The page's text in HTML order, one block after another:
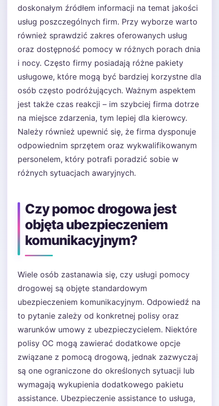
doskonałym źródłem informacji na temat jakości
usług poszczególnych firm. Przy wyborze warto
również sprawdzić zakres oferowanych usług
oraz dostępność pomocy w różnych porach dnia
i nocy. Często firmy posiadają różne pakiety
usługowe, które mogą być bardziej korzystne dla
osób często podróżujących. Ważnym aspektem
jest także czas reakcji – im szybciej firma dotrze
na miejsce zdarzenia, tym lepiej dla kierowcy.
Należy również upewnić się, że firma dysponuje
odpowiednim sprzętem oraz wykwalifikowanym
personelem, który potrafi poradzić sobie w
różnych sytuacjach awaryjnych.
Czy pomoc drogowa jest
objęta ubezpieczeniem
komunikacyjnym?
Wiele osób zastanawia się, czy usługi pomocy
drogowej są objęte standardowym
ubezpieczeniem komunikacyjnym. Odpowiedź na
to pytanie zależy od konkretnej polisy oraz
warunków umowy z ubezpieczycielem. Niektóre
polisy OC mogą zawierać dodatkowe opcje
związane z pomocą drogową, jednak zazwyczaj
są one ograniczone do określonych sytuacji lub
wymagają wykupienia dodatkowego pakietu
assistance. Ubezpieczenie assistance to usługa,